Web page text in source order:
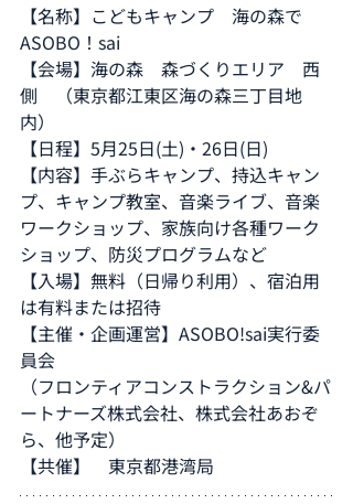
【名称】こどもキャンプ　海の森で
ASOBO！sai
【会場】海の森　森づくりエリア　西
側　（東京都江東区海の森三丁⽬地
内）
【日程】5⽉25⽇(⼟)・26⽇(⽇)
【内容】手ぶらキャンプ、持込キャン
プ、キャンプ教室、音楽ライブ、音楽
ワークショップ、家族向け各種ワーク
ショップ、防災プログラムなど
【⼊場】無料（日帰り利用）、宿泊用
は有料または招待
【主催・企画運営】ASOBO!sai実行委
員会
（フロンティアコンストラクション&パ
ートナーズ株式会社、株式会社あおぞ
ら、他予定）
【共催】　東京都港湾局